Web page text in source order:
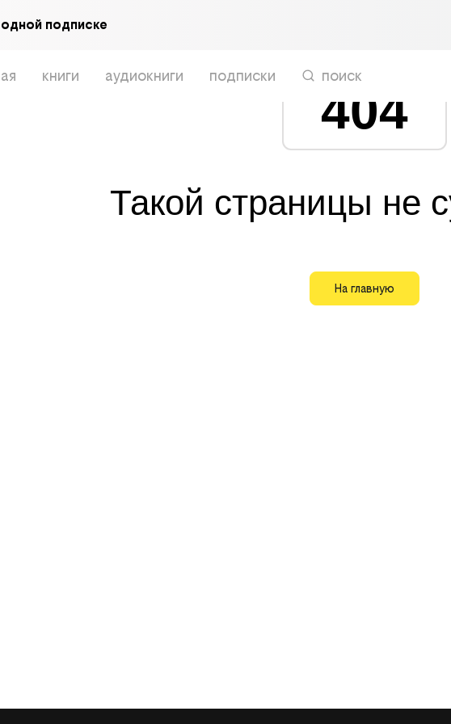
подписке
книги аудиокниги подписки поиск
404
Такой страницы не
На главную